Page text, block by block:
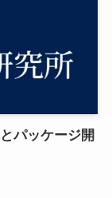
パッケージ開